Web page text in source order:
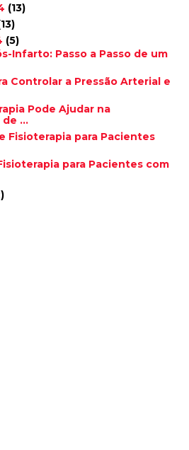
(13)
(5)
Infarto: Passo a Passo de um
Controlar a Pressão Arterial e
Pode Ajudar na
...
Fisioterapia para Pacientes
para Pacientes com